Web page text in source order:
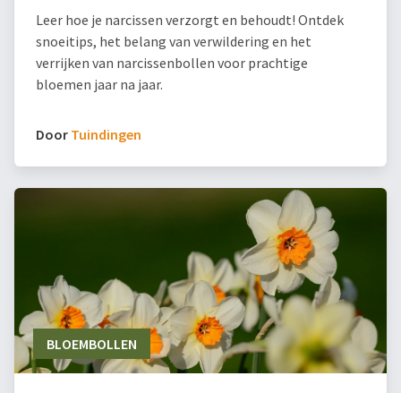
Leer hoe je narcissen verzorgt en behoudt! Ontdek
snoeitips, het belang van verwildering en het
verrijken van narcissenbollen voor prachtige
bloemen jaar na jaar.
Door Tuindingen
BLOEMBOLLEN